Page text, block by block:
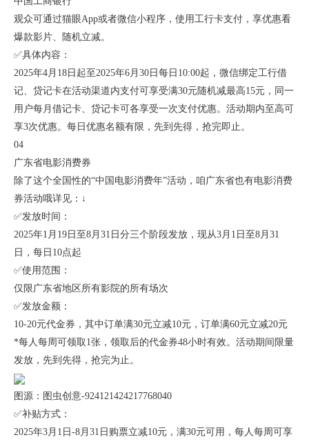
观众可通过猫眼App或者微信小程序，使用工行卡支付，享优惠看
爆款影片、随机立减。
✅具体内容：
2025年4月18日起至2025年6月30日每日10:00起，微信绑定工行借
记、贷记卡在活动渠道内支付可享受满30元随机减最高15元，同一
用户每月借记卡、贷记卡可各享受一次支付优惠。活动期内至高可
享3次优惠。每日优惠名额有限，先到先得，抢完即止。
04
广东省电影消费券
除了这个全国性的“中国电影消费年”活动，咱广东省也有电影消费
券活动哦详见：↓
✅发放时间：
2025年1月19日至8月31日分三个阶段发放，现从3月1日至8月31
日，每日10点起
✅使用范围：
仅限广东省地区所有影院的所有场次
✅发放金额：
10-20元代金券，其中订单满30元立减10元，订单满60元立减20元
*每人每周可领取1张，领取后的代金券48小时有效。活动期间限量
发放，先到先得，抢完为止。
图源：图虫创意-924121424217768040
✅补贴方式：
2025年3月1日-8月31日购票立减10元，满30元可用，每人每周可享